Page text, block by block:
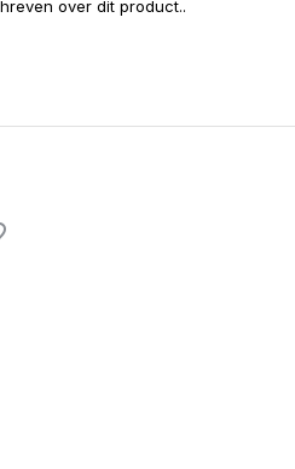
over dit product..